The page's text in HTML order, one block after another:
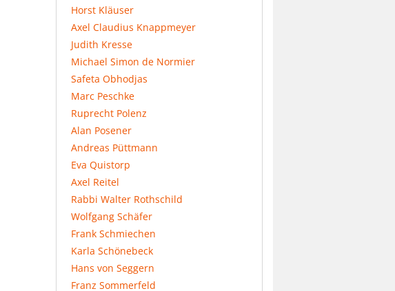
Horst Kläuser
Axel Claudius Knappmeyer
Judith Kresse
Michael Simon de Normier
Safeta Obhodjas
Marc Peschke
Ruprecht Polenz
Alan Posener
Andreas Püttmann
Eva Quistorp
Axel Reitel
Rabbi Walter Rothschild
Wolfgang Schäfer
Frank Schmiechen
Karla Schönebeck
Hans von Seggern
Franz Sommerfeld